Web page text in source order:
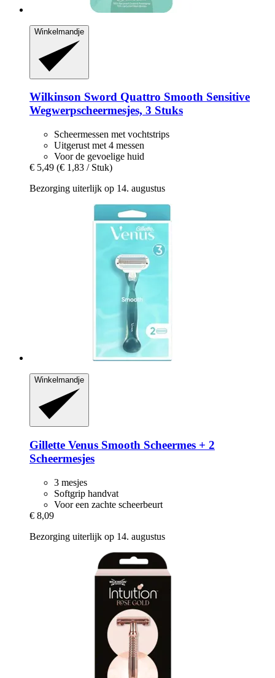
Winkelmandje
Wilkinson Sword Quattro Smooth Sensitive
Wegwerpscheermesjes, 3 Stuks
Scheermessen met vochtstrips
Uitgerust met 4 messen
Voor de gevoelige huid
€ 5,49 (€ 1,83 / Stuk)
Bezorging uiterlijk op 14. augustus
Winkelmandje
Gillette Venus Smooth Scheermes + 2
Scheermesjes
3 mesjes
Softgrip handvat
Voor een zachte scheerbeurt
€ 8,09
Bezorging uiterlijk op 14. augustus